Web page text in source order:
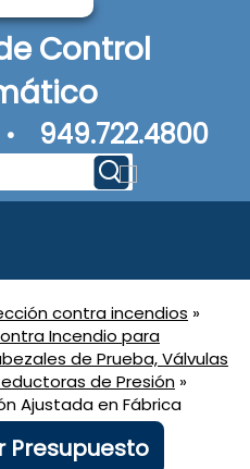
Control
949.722.4800
contra incendios »
Incendio para
de Prueba, Válvulas
de Presión »
Ajustada en Fábrica
Presupuesto